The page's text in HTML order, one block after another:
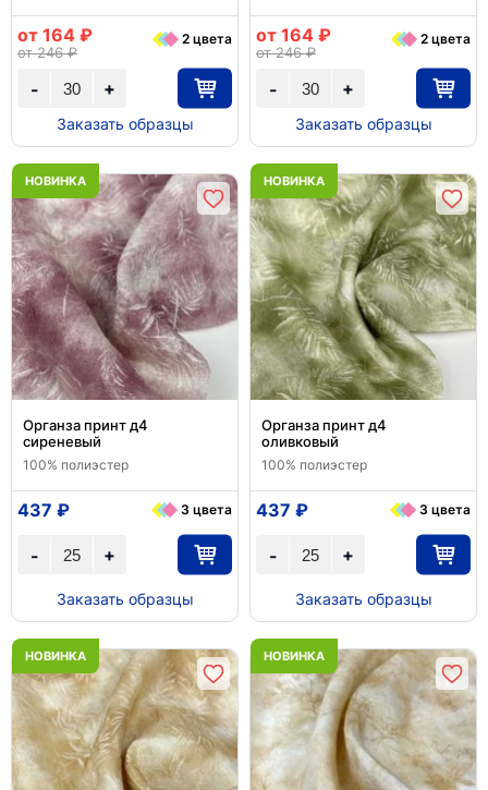
+
-
от 164 ₽
от 246 ₽
2 цвета
Заказать образцы
+
-
от 164 ₽
от 246 ₽
2 цвета
Заказать образцы
НОВИНКА
Органза принт д4
сиреневый
100% полиэстер
+
-
437 ₽ 3 цвета
Заказать образцы
НОВИНКА
Органза принт д4
оливковый
100% полиэстер
+
-
437 ₽ 3 цвета
Заказать образцы
НОВИНКА НОВИНКА